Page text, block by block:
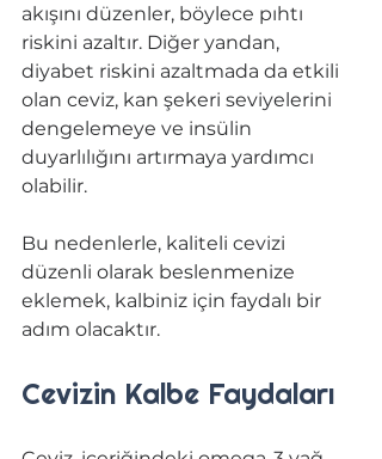
akışını düzenler, böylece pıhtı
riskini azaltır. Diğer yandan,
diyabet riskini azaltmada da etkili
olan ceviz, kan şekeri seviyelerini
dengelemeye ve insülin
duyarlılığını artırmaya yardımcı
olabilir.
Bu nedenlerle, kaliteli cevizi
düzenli olarak beslenmenize
eklemek, kalbiniz için faydalı bir
adım olacaktır.
Cevizin Kalbe Faydaları